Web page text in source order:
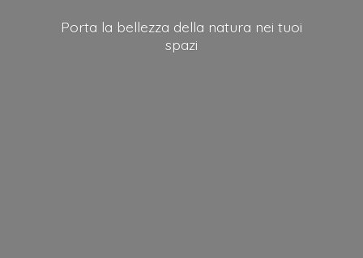
Porta la bellezza della natura nei tuoi
spazi